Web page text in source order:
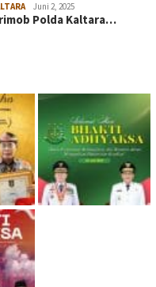
Juni 2, 2025
Polda Kaltara…